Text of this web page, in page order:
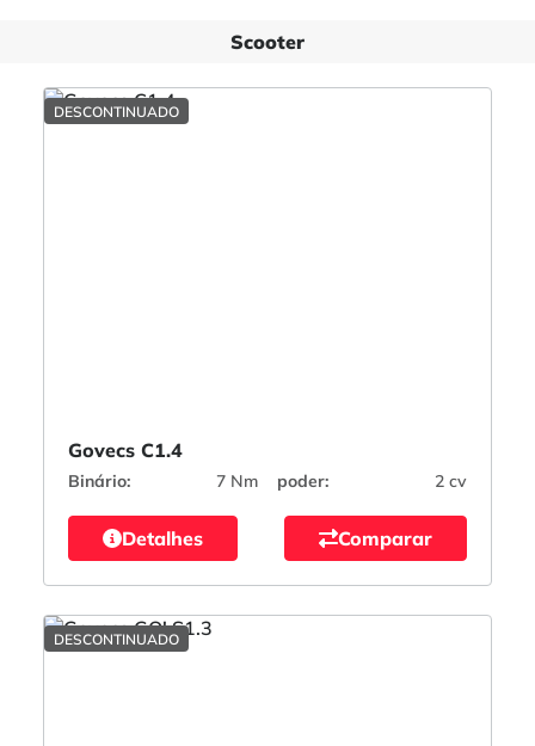
Scooter
DESCONTINUADO
Govecs C1.4
Binário: 7 Nm poder: 2 cv
Detalhes Comparar
DESCONTINUADO